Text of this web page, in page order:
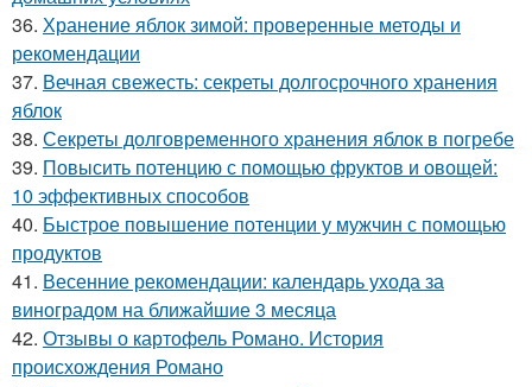
36. Хранение яблок зимой: проверенные методы и
рекомендации
37. Вечная свежесть: секреты долгосрочного хранения
яблок
38. Секреты долговременного хранения яблок в погребе
39. Повысить потенцию с помощью фруктов и овощей:
10 эффективных способов
40. Быстрое повышение потенции у мужчин с помощью
продуктов
41. Весенние рекомендации: календарь ухода за
виноградом на ближайшие 3 месяца
42. Отзывы о картофель Романо. История
происхождения Романо